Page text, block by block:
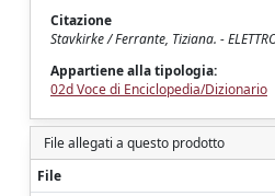
Citazione
Stavkirke / Ferrante, Tiziana. -
Appartiene alla tipologia:
02d Voce di Enciclopedia/Dizionario
File allegati a questo prodotto
File